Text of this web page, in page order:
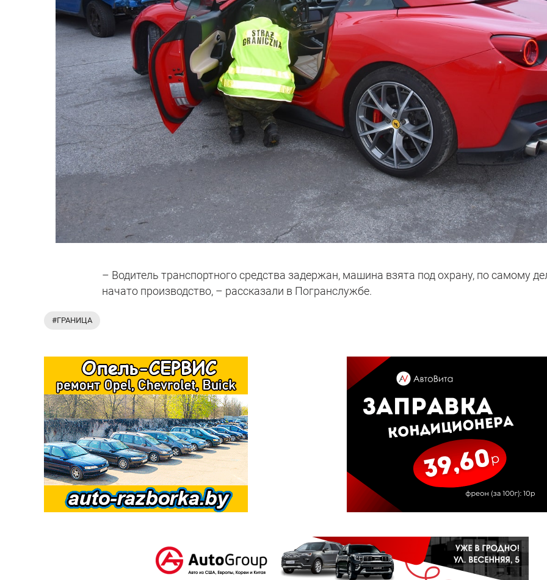
– Водитель транспортного средства задержан, машина взята под охрану, по самому
начато производство, – рассказали в Погранслужбе.
#ГРАНИЦА